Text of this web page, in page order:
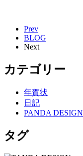
Prev
BLOG
Next
カテゴリー
年賀状
日記
PANDA DESIGN
タグ